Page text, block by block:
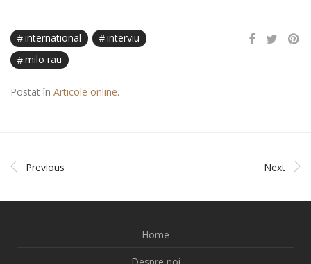
international
interviu
milo rau
Postat în Articole online.
Previous Next
Home
Despre noi